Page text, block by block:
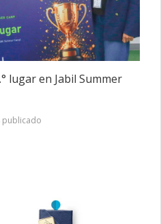
lugar en Jabil Summer
publicado